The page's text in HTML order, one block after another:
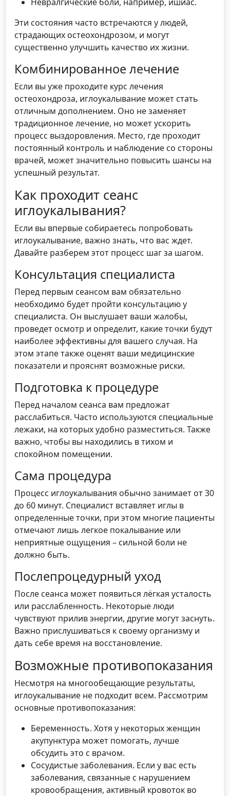
Эти состояния часто встречаются у людей,
страдающих остеохондрозом, и могут
существенно улучшить качество их жизни.
Комбинированное лечение
Если вы уже проходите курс лечения
остеохондроза, иглоукалывание может стать
отличным дополнением. Оно не заменяет
традиционное лечение, но может ускорить
процесс выздоровления. Место, где проходит
постоянный контроль и наблюдение со стороны
врачей, может значительно повысить шансы на
успешный результат.
Как проходит сеанс
иглоукалывания?
Если вы впервые собираетесь попробовать
иглоукалывание, важно знать, что вас ждет.
Давайте разберем этот процесс шаг за шагом.
Консультация специалиста
Перед первым сеансом вам обязательно
необходимо будет пройти консультацию у
специалиста. Он выслушает ваши жалобы,
проведет осмотр и определит, какие точки будут
наиболее эффективны для вашего случая. На
этом этапе также оценят ваши медицинские
показатели и прояснят возможные риски.
Подготовка к процедуре
Перед началом сеанса вам предложат
расслабиться. Часто используются специальные
лежаки, на которых удобно разместиться. Также
важно, чтобы вы находились в тихом и
спокойном помещении.
Сама процедура
Процесс иглоукалывания обычно занимает от 30
до 60 минут. Специалист вставляет иглы в
определенные точки, при этом многие пациенты
отмечают лишь легкое покалывание или
неприятные ощущения – сильной боли не
должно быть.
Послепроцедурный уход
После сеанса может появиться лёгкая усталость
или расслабленность. Некоторые люди
чувствуют прилив энергии, другие могут заснуть.
Важно прислушиваться к своему организму и
дать себе время на восстановление.
Возможные противопоказания
Несмотря на многообещающие результаты,
иглоукалывание не подходит всем. Рассмотрим
основные противопоказания:
Беременность. Хотя у некоторых женщин
акупунктура может помогать, лучше
обсудить это с врачом.
Сосудистые заболевания. Если у вас есть
заболевания, связанные с нарушением
кровообращения, активный кровоток во